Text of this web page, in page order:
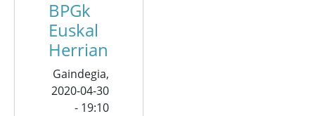
BPGk
Euskal
Herrian
Gaindegia,
2020-04-30
- 19:10